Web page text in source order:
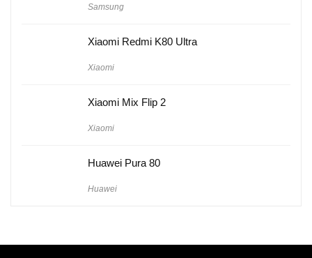
Samsung
Xiaomi Redmi K80 Ultra
Xiaomi
Xiaomi Mix Flip 2
Xiaomi
Huawei Pura 80
Huawei